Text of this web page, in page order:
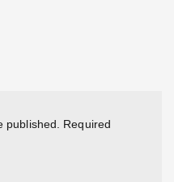
published.
Required